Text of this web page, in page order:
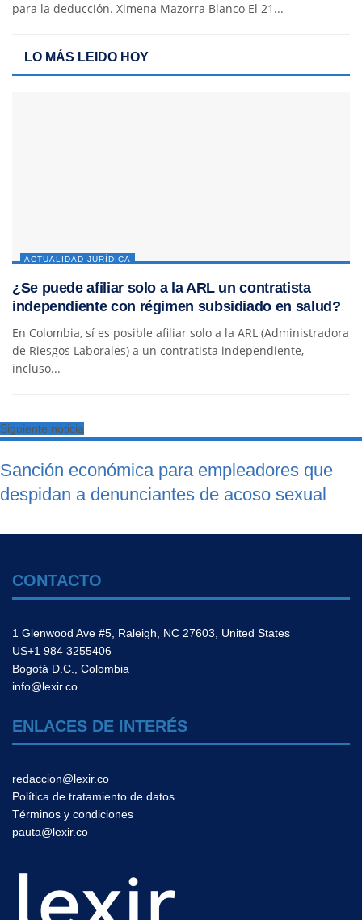
para la deducción. Ximena Mazorra Blanco El 21...
LO MÁS LEIDO HOY
ACTUALIDAD JURÍDICA
¿Se puede afiliar solo a la ARL un contratista
independiente con régimen subsidiado en salud?
En Colombia, sí es posible afiliar solo a la ARL (Administradora
de Riesgos Laborales) a un contratista independiente,
incluso...
Siguiente noticia
Sanción económica para empleadores que
despidan a denunciantes de acoso sexual
CONTACTO
1 Glenwood Ave #5, Raleigh, NC 27603, United States
US+1 984 3255406
Bogotá D.C., Colombia
info@lexir.co
ENLACES DE INTERÉS
redaccion@lexir.co
Política de tratamiento de datos
Términos y condiciones
pauta@lexir.co